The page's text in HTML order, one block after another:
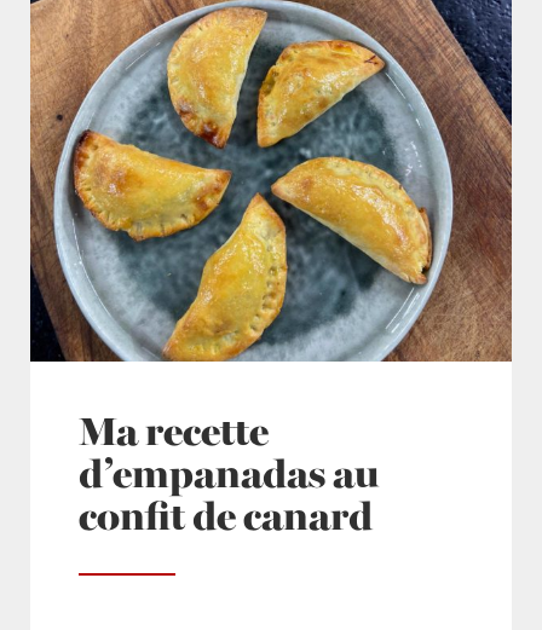
Ma recette
d’empanadas au
confit de canard